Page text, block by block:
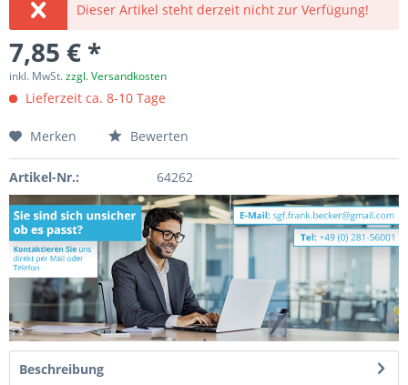
Dieser Artikel steht derzeit nicht zur Verfügung!
7,85 € *
inkl. MwSt.zzgl. Versandkosten
Lieferzeit ca. 8-10 Tage
Merken Bewerten
Artikel-Nr.: 64262
Beschreibung